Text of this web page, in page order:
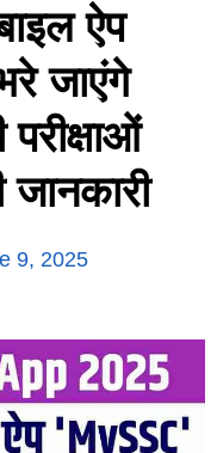
ऐप
जाएंगे
जानकारी
9, 2025